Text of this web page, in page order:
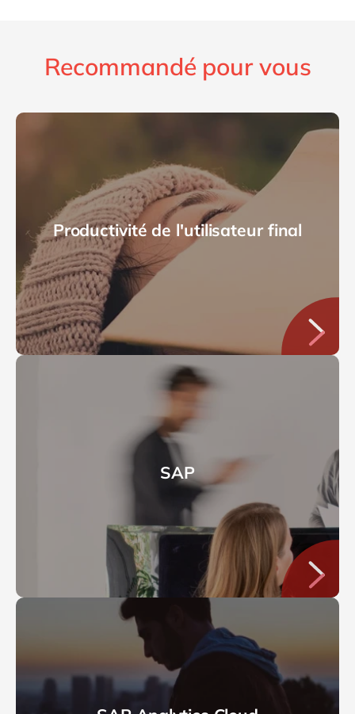
Recommandé pour vous
Productivité de l'utilisateur final
SAP